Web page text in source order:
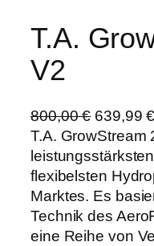
T.A.
V2
800,00€ U
r
s
p
r
ü
n
639,99€
T.A. GrowStream
flexibelsten
Marktes. Es
Technik des
eine Reihe von